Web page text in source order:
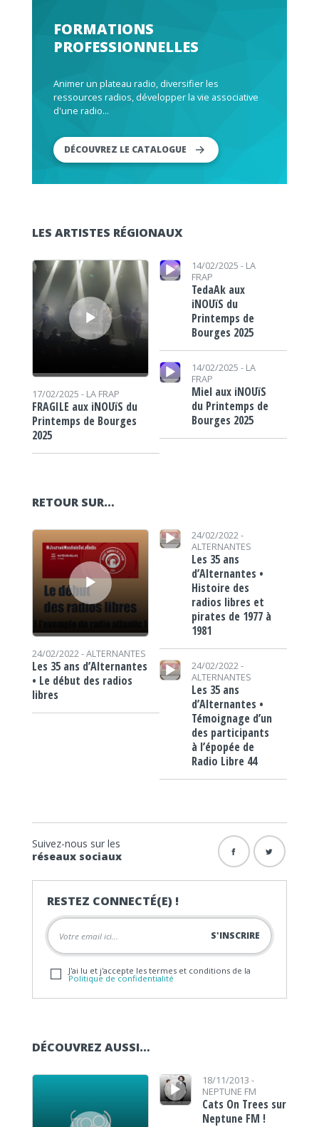
FORMATIONS
PROFESSIONNELLES
Animer un plateau radio, diversifier les
ressources radios, développer la vie associative
d'une radio...
DÉCOUVREZ LE CATALOGUE
LES ARTISTES RÉGIONAUX
Lecteur audio
17/02/2025 - LA FRAP
FRAGILE aux iNOUïS du
Printemps de Bourges
2025
Lecteur audio 14/02/2025 - LA
FRAP
TedaAk aux
iNOUïS du
Printemps de
Bourges 2025
Lecteur audio
14/02/2025 - LA
FRAP
Miel aux iNOUïS
du Printemps de
Bourges 2025
RETOUR SUR…
Lecteur audio
24/02/2022 -ALTERNANTES
Les 35 ans d’Alternantes
• Le début des radios
libres
Lecteur audio
24/02/2022 -
ALTERNANTES
Les 35 ans
d’Alternantes •
Histoire des
radios libres et
pirates de 1977 à
1981
Lecteur audio
24/02/2022 -
ALTERNANTES
Les 35 ans
d’Alternantes •
Témoignage d’un
des participants
à l’épopée de
Radio Libre 44
Suivez-nous sur les
réseaux sociaux
RESTEZ CONNECTÉ(E) !
J'ai lu et j'accepte les termes et conditions de la
Politique de confidentialité
DÉCOUVREZ AUSSI…
Lecteur audio
Lecteur audio18/11/2013 -
NEPTUNE FM
Cats On Trees sur
Neptune FM !